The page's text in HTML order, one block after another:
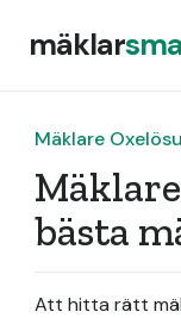
mäklar
Mäklare
bästa
Att hitta rätt